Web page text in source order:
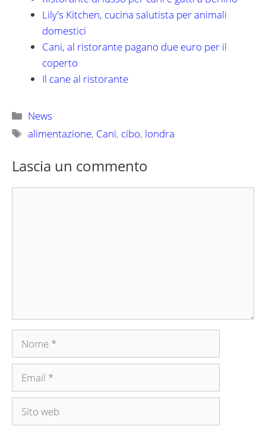
Lily's Kitchen, cucina salutista per animali
domestici
Cani, al ristorante pagano due euro per il
coperto
Il cane al ristorante
Categorie
News
Tag
alimentazione, Cani, cibo, londra
Lascia un commento
Nome
Email
Sito